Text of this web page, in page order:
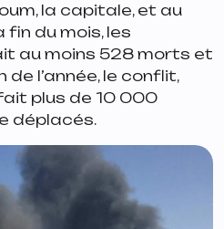
la capitale, et au
fin du mois, les
au moins 528 morts et
de l’année, le conflit,
plus de 10 000
déplacés.